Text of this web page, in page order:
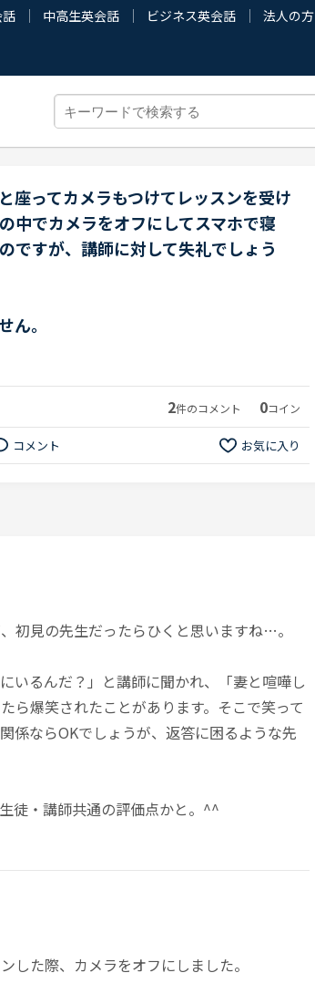
中高生英会話 ビジネス英会話 法人の方
座ってカメラもつけてレッスンを受け
中でカメラをオフにしてスマホで寝
ですが、講師に対して失礼でしょう
ん。
2件のコメント 0コイン
コメント お気に入り
初見の先生だったらひくと思いますね…。
いるんだ？」と講師に聞かれ、「妻と喧嘩し
ら爆笑されたことがあります。そこで笑って
係ならOKでしょうが、返答に困るような先
徒・講師共通の評価点かと。^^
した際、カメラをオフにしました。